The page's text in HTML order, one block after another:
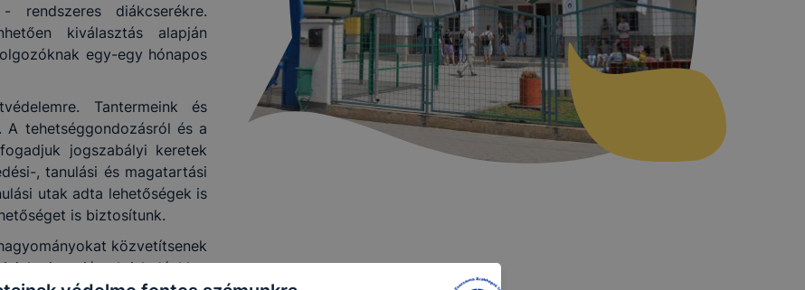
rendszeres diákcserékre.
kiválasztás alapján
egy-egy hónapos
Tantermeink és
tehetséggondozásról és a
jogszabályi keretek
, tanulási és magatartási
utak adta lehetőségek is
is biztosítunk.
közvetítsenek
visszajárnak iskolánkba.